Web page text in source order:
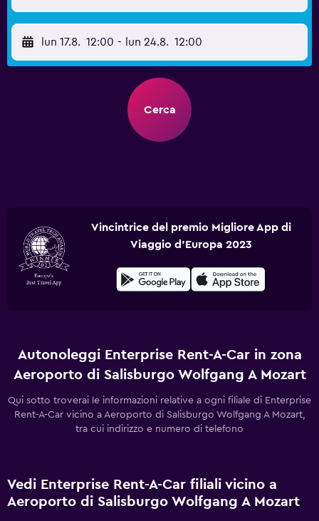
lun 17.8. 12:00 - lun 24.8. 12:00
Cerca
Vincintrice del premio Migliore App di
Viaggio d'Europa 2023
Autonoleggi Enterprise Rent-A-Car in zona
Aeroporto di Salisburgo Wolfgang A Mozart
Qui sotto troverai le informazioni relative a ogni filiale di Enterprise
Rent-A-Car vicino a Aeroporto di Salisburgo Wolfgang A Mozart,
tra cui indirizzo e numero di telefono
Vedi Enterprise Rent-A-Car filiali vicino a
Aeroporto di Salisburgo Wolfgang A Mozart